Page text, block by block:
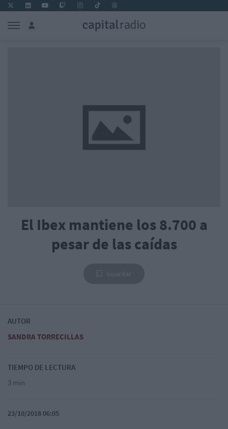
El Ibex mantiene los 8.700 a
pesar de las caídas
AUTOR
SANDRA TORRECILLAS
TIEMPO DE LECTURA
3 min
23/10/2018 06:05